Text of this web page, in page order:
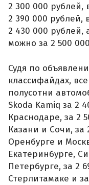
2 300 000
2 390 000 рублей,
2 430 000 рублей,
можно за 2 500
Судя по
классифайдах,
полусотни
Skoda Kamiq за 2
Краснодаре, за 2
Казани и Сочи, за
Оренбурге и
Екатеринбурге,
Петербурге, за 2
Стерлитамаке и